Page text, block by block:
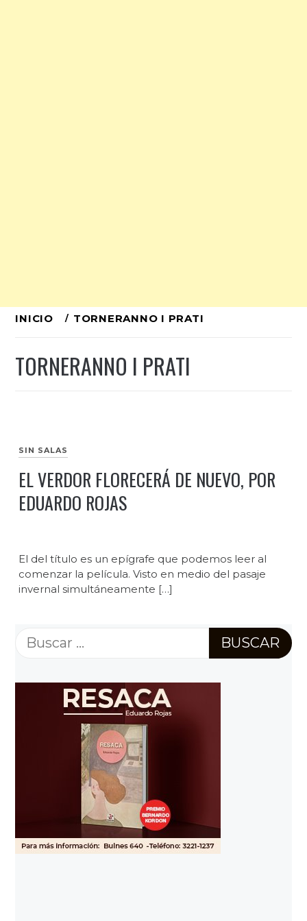
Ir
contenido
INICIO TORNERANNO I PRATI
TORNERANNO I PRATI
SIN SALAS
EL VERDOR FLORECERÁ DE NUEVO, POR
EDUARDO ROJAS
El del título es un epígrafe que podemos leer al
comenzar la película. Visto en medio del pasaje
invernal simultáneamente […]
Buscar: